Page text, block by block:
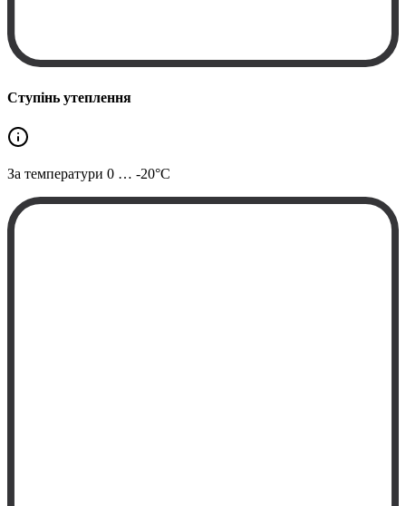
Ступінь утеплення
За температури 0 … -20°C